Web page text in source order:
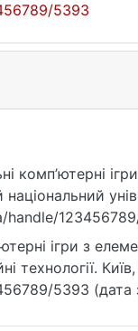
5393
комп’ютерні
handle/
ігри з
технології.
5393 (дата